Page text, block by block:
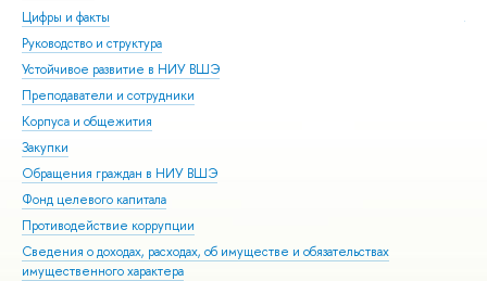
Цифры и факты
Руководство и структура
Устойчивое развитие в НИУ ВШЭ
Преподаватели и сотрудники
Корпуса и общежития
Закупки
Обращения граждан в НИУ ВШЭ
Фонд целевого капитала
Противодействие коррупции
Сведения о доходах, расходах, об имуществе и обязательствах
имущественного характера